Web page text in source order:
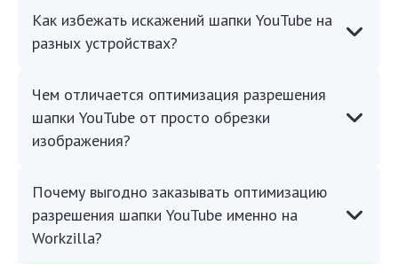
Как избежать искажений шапки YouTube на
разных устройствах?
Чем отличается оптимизация разрешения
шапки YouTube от просто обрезки
изображения?
Почему выгодно заказывать оптимизацию
разрешения шапки YouTube именно на
Workzilla?